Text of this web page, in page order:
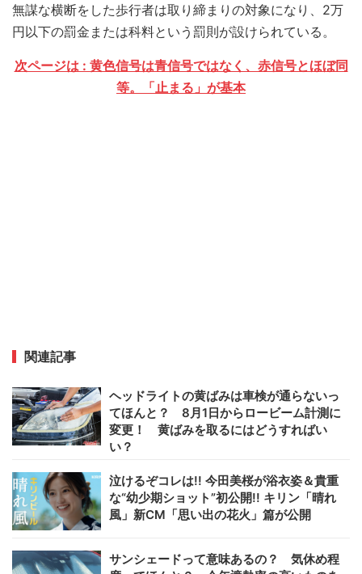
無謀な横断をした歩行者は取り締まりの対象になり、2万
円以下の罰金または科料という罰則が設けられている。
次ページは : 黄色信号は青信号ではなく、赤信号とほぼ同
等。「止まる」が基本
関連記事
ヘッドライトの黄ばみは車検が通らないっ
てほんと？ 8月1日からロービーム計測に
変更！ 黄ばみを取るにはどうすればい
い？
泣けるぞコレは!! 今田美桜が浴衣姿＆貴重
な“幼少期ショット”初公開!! キリン「晴れ
風」新CM「思い出の花火」篇が公開
サンシェードって意味あるの？ 気休め程